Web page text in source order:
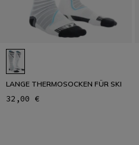
LANGE THERMOSOCKEN FÜR SKI
32,00 €